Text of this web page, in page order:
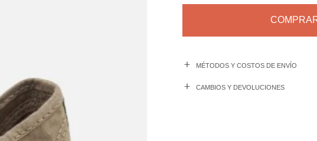
MÉTODOS Y COSTOS DE ENVÍO
CAMBIOS Y DEVOLUCIONES